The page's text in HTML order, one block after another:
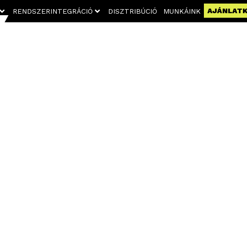
RENDSZERINTEGRÁCIÓ DISZTRIBÚCIÓ MUNKÁINK